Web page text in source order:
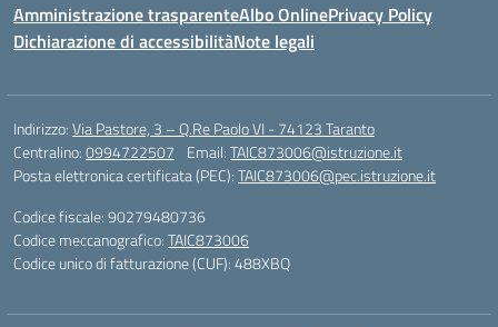
Amministrazione trasparenteAlbo OnlinePrivacy Policy
Dichiarazione di accessibilitàNote legali
Indirizzo:Via Pastore, 3 – Q.Re Paolo VI - 74123 Taranto
Centralino:0994722507 Email:TAIC873006@istruzione.it
Posta elettronica certificata (PEC):TAIC873006@pec.istruzione.it
Codice fiscale: 90279480736
Codice meccanografico:TAIC873006
Codice unico di fatturazione (CUF): 488XBQ